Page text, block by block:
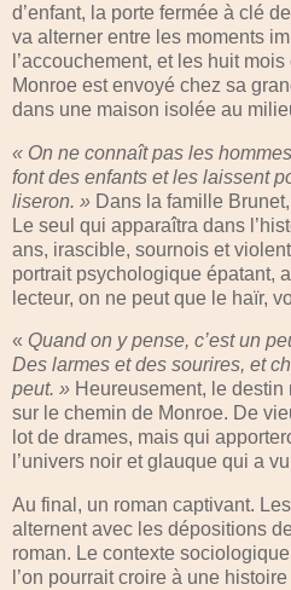
d’enfant, la porte fermée à clé
va alterner entre les moments
l’accouchement, et les huit
Monroe est envoyé chez sa
dans une maison isolée au
« On ne connaît pas les
font des enfants et les laissent
liseron. » Dans la famille
Le seul qui apparaîtra dans
ans, irascible, sournois et
portrait psychologique épatant,
lecteur, on ne peut que le haïr,
« Quand on y pense, c’est un
Des larmes et des sourires, et
peut. » Heureusement, le
sur le chemin de Monroe. De
lot de drames, mais qui
l’univers noir et glauque qui a
Au final, un roman captivant.
alternent avec les dépositions
roman. Le contexte
l’on pourrait croire à une